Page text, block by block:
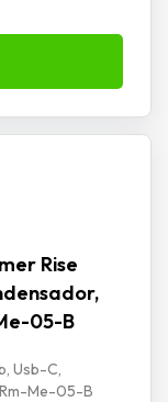
Rise
05-B
Usb-C,
Me-05-B